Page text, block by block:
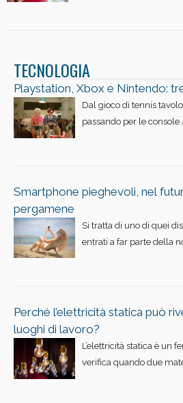
TECNOLOGIA
Playstation, Xbox e Nintendo:
Dal gioco di tennis
passando per le console
Smartphone pieghevoli, nel
pergamene
Si tratta di uno di quei
entrati a far parte della
Perché l’elettricità statica può
luoghi di lavoro?
L’elettricità statica è un
verifica quando due